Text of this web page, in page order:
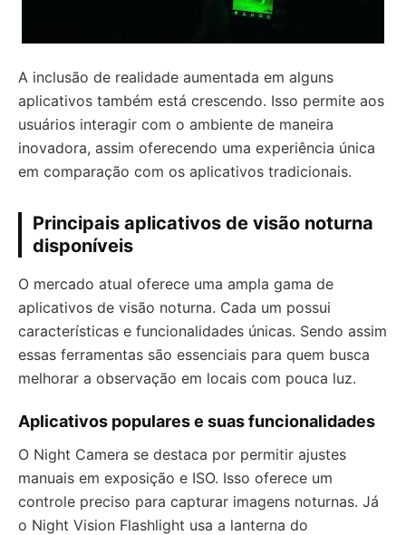
A inclusão de realidade aumentada em alguns
aplicativos também está crescendo. Isso permite aos
usuários interagir com o ambiente de maneira
inovadora, assim oferecendo uma experiência única
em comparação com os aplicativos tradicionais.
Principais aplicativos de visão noturna
disponíveis
O mercado atual oferece uma ampla gama de
aplicativos de visão noturna. Cada um possui
características e funcionalidades únicas. Sendo assim
essas ferramentas são essenciais para quem busca
melhorar a observação em locais com pouca luz.
Aplicativos populares e suas funcionalidades
O Night Camera se destaca por permitir ajustes
manuais em exposição e ISO. Isso oferece um
controle preciso para capturar imagens noturnas. Já
o Night Vision Flashlight usa a lanterna do